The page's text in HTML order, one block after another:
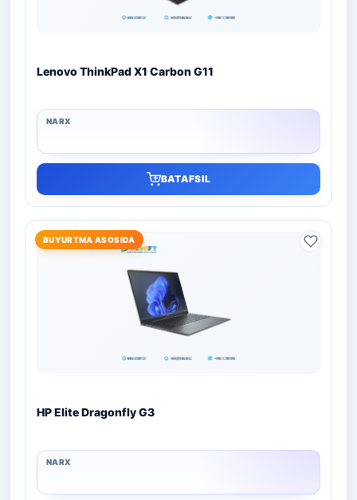
Lenovo ThinkPad X1 Carbon G11
BATAFSIL
BUYURTMA ASOSIDA
HP Elite Dragonfly G3